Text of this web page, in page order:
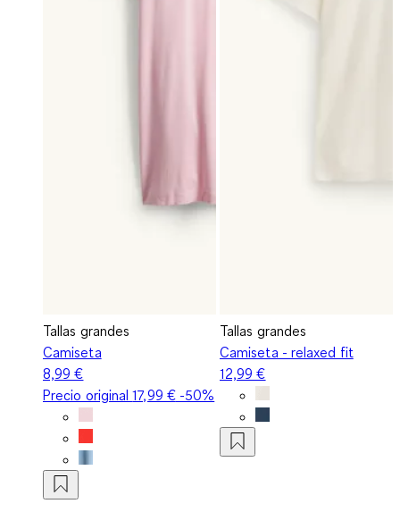
Tallas grandes
Camiseta
8,99 €
Precio original17,99 €-50%
Tallas grandes
Camiseta - relaxed fit
12,99 €